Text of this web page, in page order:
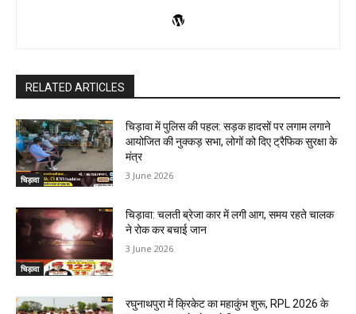
RELATED ARTICLES
चिड़ावा
चिड़ावा में पुलिस की पहल: सड़क हादसों पर लगाम लगाने
आयोजित की नुक्कड़ सभा, लोगों को दिए ट्रैफिक सुरक्षा के
मंत्र
3 June 2026
चिड़ावा
चिड़ावा: चलती ब्रेजा कार में लगी आग, समय रहते चालक
ने रोक कर बचाई जान
3 June 2026
रघुनाथपुरा में क्रिकेट का महाकुंभ शुरू, RPL 2026 के